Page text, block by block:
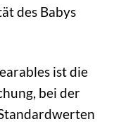
des Babys
ist die
bei der